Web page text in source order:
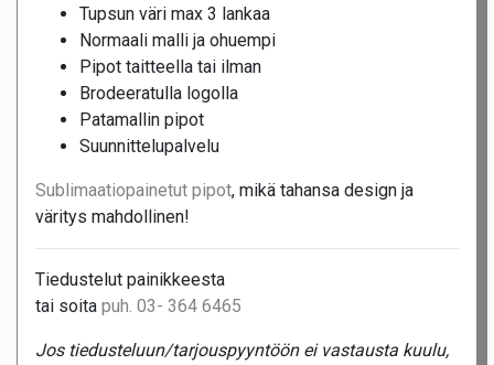
Tupsun väri max 3 lankaa
Normaali malli ja ohuempi
Pipot taitteella tai ilman
Brodeeratulla logolla
Patamallin pipot
Suunnittelupalvelu
Sublimaatiopainetut pipot, mikä tahansa design ja
väritys mahdollinen!
Tiedustelut painikkeesta
tai soita puh. 03- 364 6465
Jos tiedusteluun/tarjouspyyntöön ei vastausta kuulu,